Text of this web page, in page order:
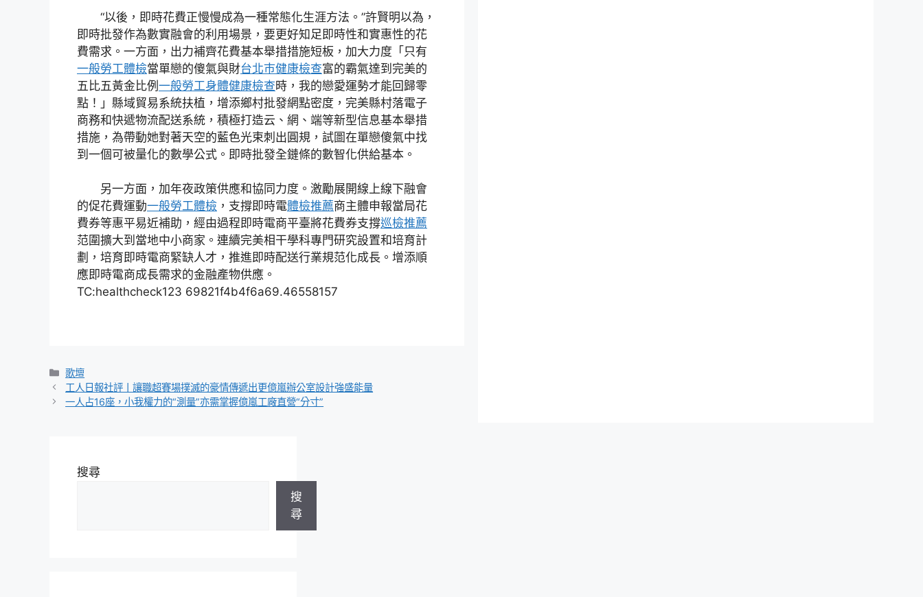
“以後，即時花費正慢慢成為一種常態化生涯方法。”許賢明以為，
即時批發作為數實融會的利用場景，要更好知足即時性和實惠性的花
費需求。一方面，出力補齊花費基本舉措措施短板，加大力度「只有
一般勞工體檢當單戀的傻氣與財台北巿健康檢查富的霸氣達到完美的
五比五黃金比例 一般勞工身體健康檢查時，我的戀愛運勢才能回歸零
點！」縣域貿易系統扶植，增添鄉村批發網點密度，完美縣村落電子
商務和快遞物流配送系統，積極打造云、網、端等新型信息基本舉措
措施，為帶動她對著天空的藍色光束刺出圓規，試圖在單戀傻氣中找
到一個可被量化的數學公式。即時批發全鏈條的數智化供給基本。
另一方面，加年夜政策供應和協同力度。激勵展開線上線下融會
的促花費運動一般勞工體檢 ，支撐即時電體檢推薦商主體申報當局花
費券等惠平易近補助，經由過程即時電商平臺將花費券支撐巡檢推薦
范圍擴大到當地中小商家。連續完美相干學科專門研究設置和培育計
劃，培育即時電商緊缺人才，推進即時配送行業規范化成長。增添順
應即時電商成長需求的金融產物供應。
TC:healthcheck123 69821f4b4f6a69.46558157
分
類
歌壇
工人日報社評丨讓職超賽場撲滅的豪情傳遞出更億嵐辦公室設計強盛能量
一人占16座，小我權力的“測量”亦需掌握億嵐工廠直營“分寸”
搜尋
搜
尋